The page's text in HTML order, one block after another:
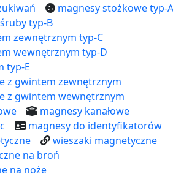
magnesy stożkowe typ-A
typ-B
zewnętrznym typ-C
wewnętrznym typ-D
typ-E
z gwintem zewnętrznym
z gwintem wewnętrznym
magnesy kanałowe
magnesy do identyfikatorów
wieszaki magnetyczne
na broń
na noże